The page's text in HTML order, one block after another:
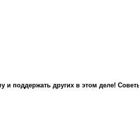
и поддержать других в этом деле!